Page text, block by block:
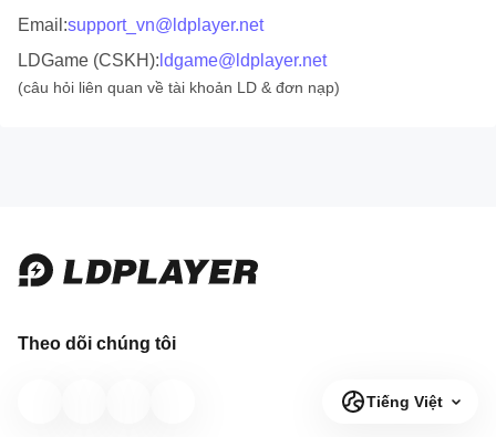
Email :support_vn@ldplayer.net
LDGame (CSKH): ldgame@ldplayer.net
(câu hỏi liên quan về tài khoản LD & đơn nạp)
Theo dõi chúng tôi
Tiếng Việt